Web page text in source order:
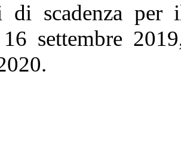
di scadenza per
settembre